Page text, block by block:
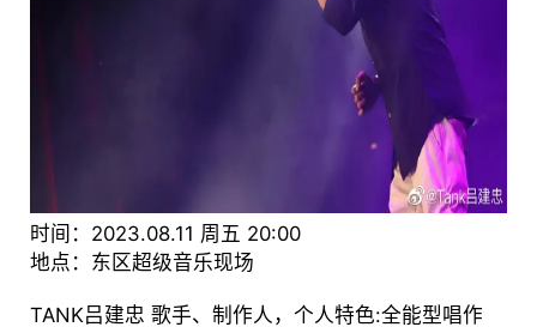
时间：2023.08.11 周五 20:00
地点：东区超级音乐现场
TANK吕建忠 歌手、制作人，个人特色:全能型唱作